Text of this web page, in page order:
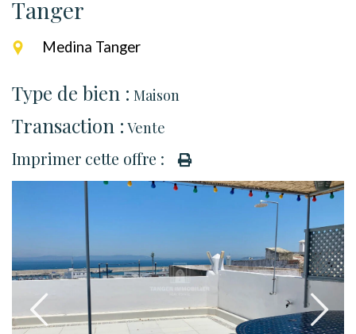
Tanger
Medina Tanger
Type de bien : Maison
Transaction : Vente
Imprimer cette offre :